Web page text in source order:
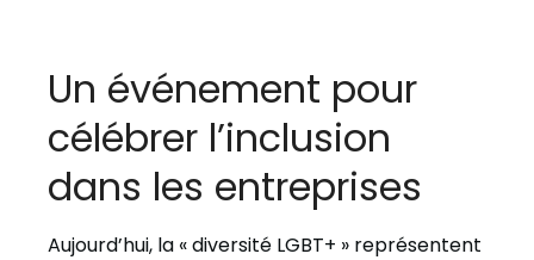
Un événement pour
célébrer l’inclusion
dans les entreprises
Aujourd’hui, la « diversité LGBT+ » représentent